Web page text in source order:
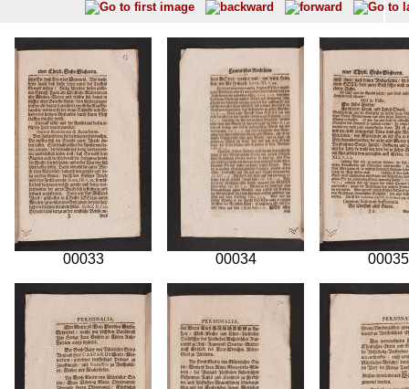
00033 00034 00035